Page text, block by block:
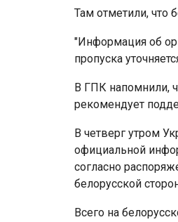
Там отметили, что
"Информация об
пропуска
В ГПК напомнили,
рекомендует
В четверг утром
официальной
согласно
белорусской
Всего на